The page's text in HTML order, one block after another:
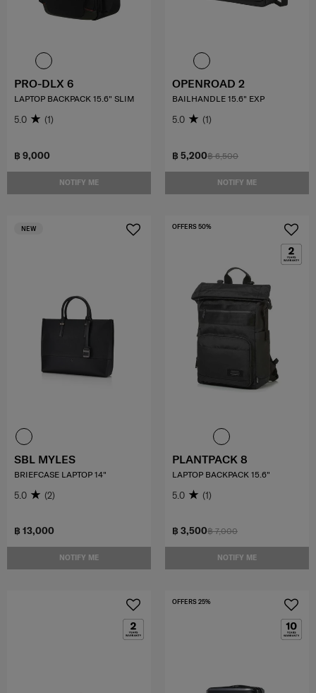
฿ 9,000
NOTIFY ME
PRO-DLX 6
LAPTOP BACKPACK 15.6" SLIM
5.0 (1)
฿ 6,500
฿ 5,200
NOTIFY ME
OPENROAD 2
BAILHANDLE 15.6" EXP
5.0 (1)
฿ 13,000
NOTIFY ME
NEW
SBL MYLES
BRIEFCASE LAPTOP 14"
5.0 (2)
฿ 7,000
฿ 3,500
NOTIFY ME
OFFERS 50%
PLANTPACK 8
LAPTOP BACKPACK 15.6"
5.0 (1)
OFFERS 25%